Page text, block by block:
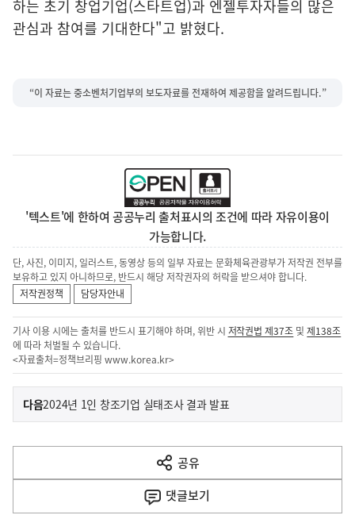
하는 초기 창업기업(스타트업)과 엔젤투자자들의 많은
관심과 참여를 기대한다"고 밝혔다.
“이 자료는 중소벤처기업부의 보도자료를 전재하여 제공함을 알려드립니다.”
'텍스트'에 한하여 공공누리 출처표시의 조건에 따라 자유이용이
가능합니다.
단, 사진, 이미지, 일러스트, 동영상 등의 일부 자료는 문화체육관광부가 저작권 전부를
보유하고 있지 아니하므로, 반드시 해당 저작권자의 허락을 받으셔야 합니다.
저작권정책
담당자안내
기사 이용 시에는 출처를 반드시 표기해야 하며, 위반 시 저작권법 제37조 및제138조
에 따라 처벌될 수 있습니다.
<자료출처=정책브리핑 www.korea.kr>
이
전
다
음
다음기
2024년 1인 창조기업 실태조사 결과 발표
공유
열
기
댓글보기